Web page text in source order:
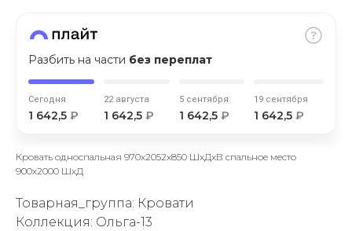
Разбить на части без переплат
Сегодня
1 642,5 ₽
22 августа
1 642,5 ₽
5 сентября
1 642,5 ₽
19 сентября
1 642,5₽
Кровать односпальная 970х2052х850 ШхДхВ спальное место
900х2000 ШхД
Товарная_группа: Кровати
Коллекция: Ольга-13